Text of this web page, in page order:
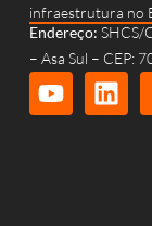
infraestrutura no
Endereço: SHCS/
– Asa Sul – CEP: